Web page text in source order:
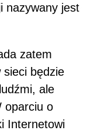
nazywany jest
zatem
będzie
ale
oparciu o
Internetowi